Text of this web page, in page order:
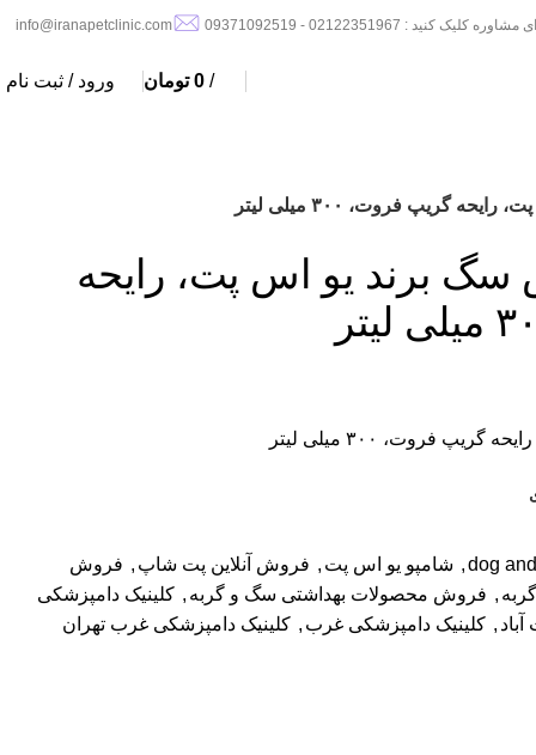
کلیک کنید : 02122351967 - 09371092519 info@iranapetclinic.com
/
0 تومان ورود / ثبت نام
گریپ فروت، ۳۰۰ میلی لیتر
برند یو اس پت، رایحه
فروت، ۳۰۰ میلی لیتر
dog
, شامپو یو اس پت , فروش آنلاین پت شاپ , فروش
, فروش محصولات بهداشتی سگ و گربه , کلینیک دامپزشکی
, کلینیک دامپزشکی غرب , کلینیک دامپزشکی غرب تهران